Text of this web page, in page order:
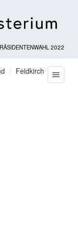
2022
Feldkirch